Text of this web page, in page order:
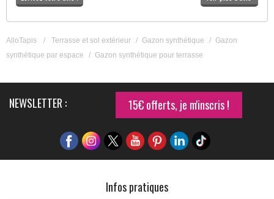
AlloTapis / Terrasse et sol extérieur / Gazon synthétique / Gazon
synthétique par espace
/ Gazon synthétique pour terrasse
NEWSLETTER : 15€ offerts, je m'inscris !
Infos pratiques